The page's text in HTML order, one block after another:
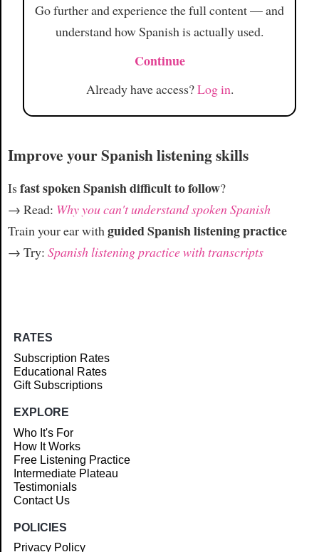
Go further and experience the full content — and
understand how Spanish is actually used.
Continue
Already have access?Log in.
Improve your Spanish listening skills
Isfast spoken Spanish difficult to follow?
→ Read: Why you can't understand spoken Spanish
Train your ear with guided Spanish listening practice
→ Try: Spanish listening practice with transcripts
RATES
Subscription Rates
Educational Rates
Gift Subscriptions
EXPLORE
Who It's For
How It Works
Free Listening Practice
Intermediate Plateau
Testimonials
Contact Us
POLICIES
Privacy Policy